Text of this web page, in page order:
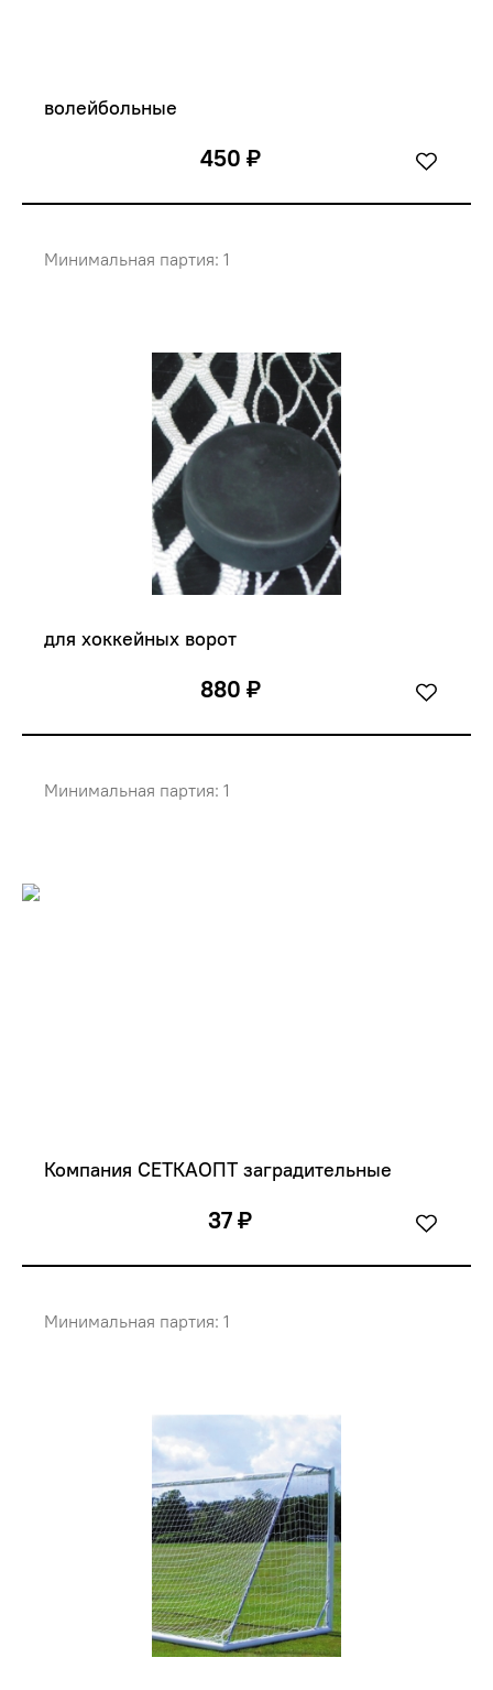
волейбольные
450 ₽
Минимальная партия: 1
для хоккейных ворот
880 ₽
Минимальная партия: 1
Компания СЕТКАОПТ заградительные
37 ₽
Минимальная партия: 1